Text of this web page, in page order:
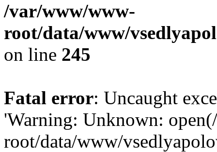
/var/www/www-
root/data/www/
on line 245
Fatal error: Uncaught
'Warning: Unknown:
root/data/www/